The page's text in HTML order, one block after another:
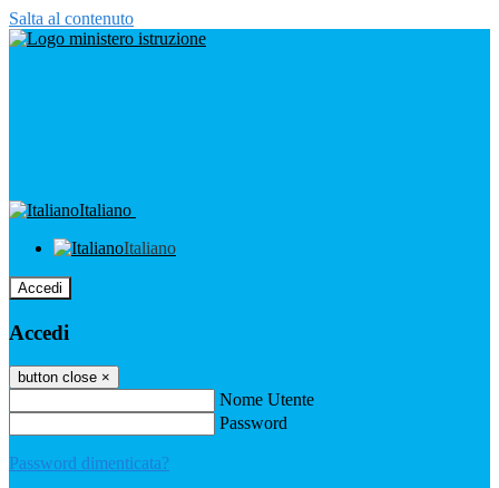
Salta al contenuto
Italiano
Italiano
Accedi
Accedi
button close ×
Nome Utente
Password
Password dimenticata?